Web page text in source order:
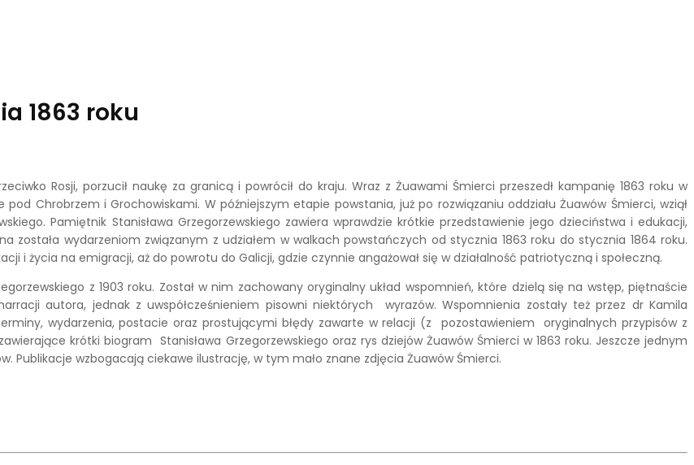
1863 roku
Rosji, porzucił naukę za granicą i powrócił do kraju. Wraz z Żuawami Śmierci przeszedł kampanię 1863 roku w
Chrobrzem i Grochowiskami. W późniejszym etapie powstania, już po rozwiązaniu oddziału Żuawów Śmierci, wziął
Pamiętnik Stanisława Grzegorzewskiego zawiera wprawdzie krótkie przedstawienie jego dzieciństwa i edukacji,
została wydarzeniom związanym z udziałem w walkach powstańczych od stycznia 1863 roku do stycznia 1864 roku.
i życia na emigracji, aż do powrotu do Galicji, gdzie czynnie angażował się w działalność patriotyczną i społeczną.
z 1903 roku. Został w nim zachowany oryginalny układ wspomnień, które dzielą się na wstęp, piętnaście
autora, jednak z uwspółcześnieniem pisowni niektórych wyrazów. Wspomnienia zostały też przez dr Kamila
wydarzenia, postacie oraz prostującymi błędy zawarte w relacji (z pozostawieniem oryginalnych przypisów z
krótki biogram Stanisława Grzegorzewskiego oraz rys dziejów Żuawów Śmierci w 1863 roku. Jeszcze jednym
wzbogacają ciekawe ilustrację, w tym mało znane zdjęcia Żuawów Śmierci.